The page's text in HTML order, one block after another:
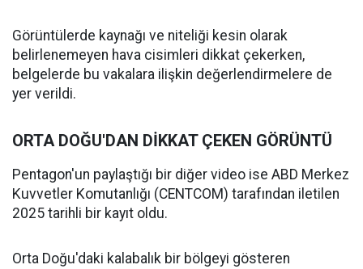
Görüntülerde kaynağı ve niteliği kesin olarak
belirlenemeyen hava cisimleri dikkat çekerken,
belgelerde bu vakalara ilişkin değerlendirmelere de
yer verildi.
ORTA DOĞU'DAN DİKKAT ÇEKEN GÖRÜNTÜ
Pentagon'un paylaştığı bir diğer video ise ABD Merkez
Kuvvetler Komutanlığı (CENTCOM) tarafından iletilen
2025 tarihli bir kayıt oldu.
Orta Doğu'daki kalabalık bir bölgeyi gösteren